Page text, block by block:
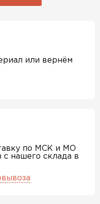
или вернём
по МСК и МО
нашего склада в